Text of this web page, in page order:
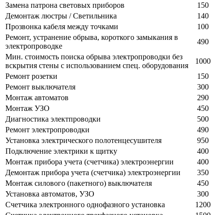
Замена патрона световых приборов
150
Демонтаж люстры / Светильника
140
Прозвонка кабеля между точками
100
Ремонт, устранение обрыва, короткого замыкания в
электропроводке
490
Мин. стоимость поиска обрыва электропроводки без
вскрытия стены с использованием спец. оборудования
1000
Ремонт розетки
150
Ремонт выключателя
300
Монтаж автоматов
290
Монтаж УЗО
450
Диагностика электпроводки
500
Ремонт электропроводки
490
Установка электрического полотенцесушителя
950
Подключение электрики к щитку
400
Монтаж прибора учета (счетчика) электроэнергии
400
Демонтаж прибора учета (счетчика) электроэнергии
350
Монтаж силового (пакетного) выключателя
450
Установка автоматов, УЗО
300
Счетчика электронного однофазного установка
1200